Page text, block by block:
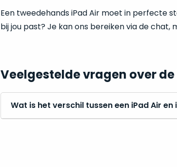
Een tweedehands iPad Air moet in perfecte
bij jou past? Je kan ons bereiken via de chat,
Veelgestelde vragen over de
Wat is het verschil tussen een iPad Air en